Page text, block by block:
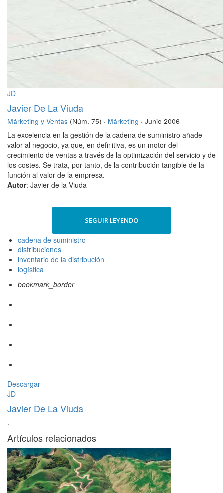
JD
Javier De La Viuda
Márketing y Ventas (Núm. 75) · Márketing · Junio 2006
La excelencia en la gestión de la cadena de suministro añade
valor al negocio, ya que, en definitiva, es un motor del
crecimiento de ventas a través de la optimización del servicio y de
los costes. Se trata, por tanto, de la contribución tangible de la
función al valor de la empresa.
Autor: Javier de la Viuda
SEGUIR LEYENDO
cadena de suministro
distribuciones
inventario de la distribución
logística
bookmark_border
Descargar
JD
Javier De La Viuda
·
Artículos relacionados